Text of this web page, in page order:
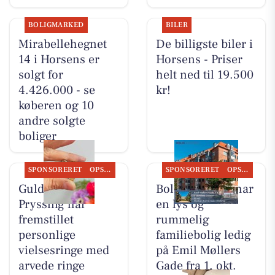
BOLIGMARKED
Mirabellehegnet
14 i Horsens er
solgt for
4.426.000 - se
køberen og 10
andre solgte
boliger
BILER
De billigste biler i
Horsens - Priser
helt ned til 19.500
kr!
SPONSORERET OPSLAGSTAVLEN
Guldsmed
Pryssing har
fremstillet
personlige
vielsesringe med
arvede ringe
SPONSORERET OPSLAGSTAVLEN
Bolig Horsens har
en lys og
rummelig
familiebolig ledig
på Emil Møllers
Gade fra 1. okt.